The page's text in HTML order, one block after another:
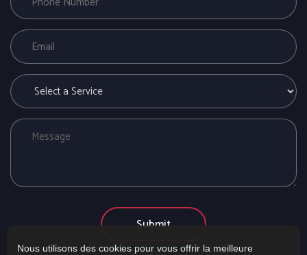
Nous utilisons des cookies pour vous offrir la meilleure